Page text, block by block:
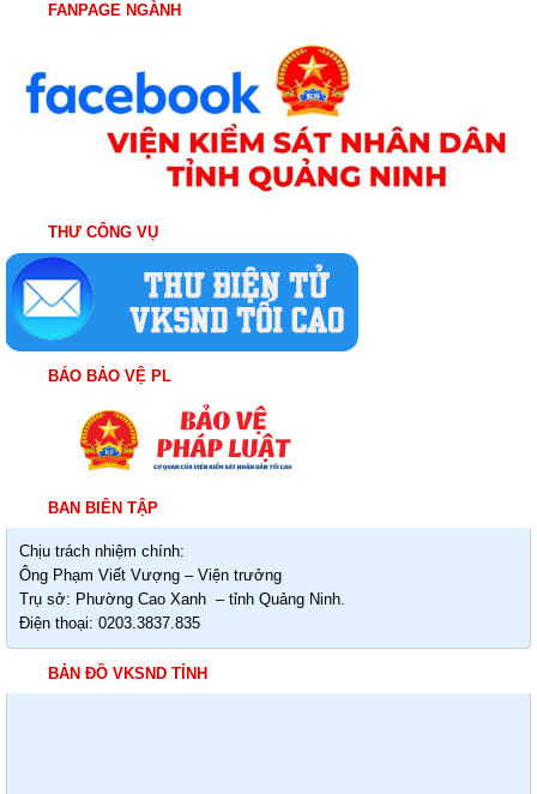
FANPAGE NGÀNH
THƯ CÔNG VỤ
BÁO BẢO VỆ PL
BAN BIÊN TẬP
Chịu trách nhiệm chính:
Ông Phạm Viết Vượng – Viện trưởng
Trụ sở: Phường Cao Xanh – tỉnh Quảng Ninh.
Điện thoại: 0203.3837.835
BẢN ĐỒ VKSND TỈNH